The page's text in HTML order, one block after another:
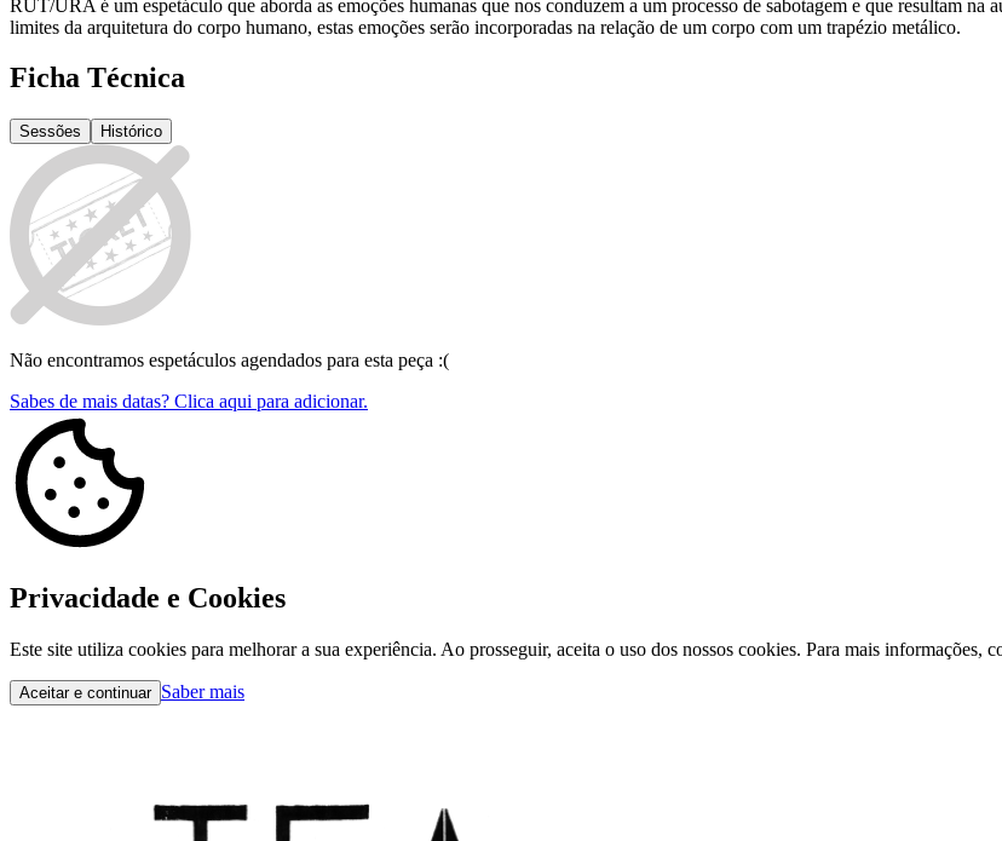
RUT/URA é um espetáculo que aborda as emoções humanas que nos conduzem a um processo de sabotagem e que resultam
limites da arquitetura do corpo humano, estas emoções serão incorporadas na relação de um corpo com um trapézio metálico.
Ficha Técnica
Sessões Histórico
Não encontramos espetáculos agendados para esta peça :(
Sabes de mais datas? Clica aqui para adicionar.
Privacidade e Cookies
Este site utiliza cookies para melhorar a sua experiência. Ao prosseguir, aceita o uso dos nossos cookies. Para mais informações,
Aceitar e continuar Saber mais